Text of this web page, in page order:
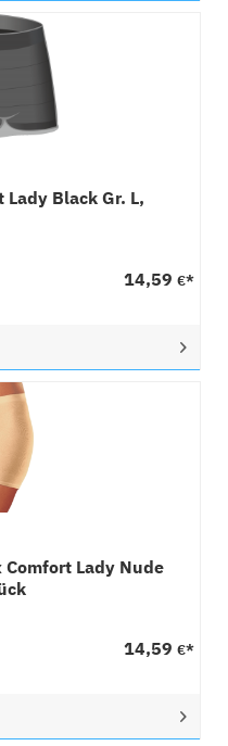
Black Gr. L,
14,59 €*
Comfort Lady Nude
14,59 €*